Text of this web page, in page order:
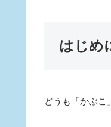
はじめ
どうも「かぶこ